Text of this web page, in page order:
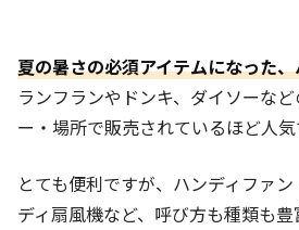
夏の暑さの必須アイテムになった
ランフランやドンキ、ダイソーな
ー・場所で販売されているほど人気
とても便利ですが、ハンディファ
ディ扇風機など、呼び方も種類も